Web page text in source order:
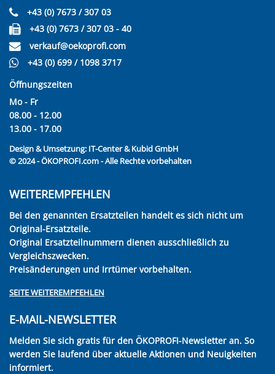
+43 (0) 7673 / 307 03
+43 (0) 7673 / 307 03 - 40
verkauf@oekoprofi.com
+43 (0) 699 / 1098 3717
Öffnungszeiten
Mo - Fr
08.00 - 12.00
13.00 - 17.00
Design & Umsetzung: IT-Center & Kubid GmbH
© 2024 - ÖKOPROFI.com - Alle Rechte vorbehalten
WEITEREMPFEHLEN
Bei den genannten Ersatzteilen handelt es sich nicht um
Original-Ersatzteile.
Original Ersatzteilnummern dienen ausschließlich zu
Vergleichszwecken.
Preisänderungen und Irrtümer vorbehalten.
SEITE WEITEREMPFEHLEN
E-MAIL-NEWSLETTER
Melden Sie sich gratis für den ÖKOPROFI-Newsletter an. So
werden Sie laufend über aktuelle Aktionen und Neuigkeiten
informiert.